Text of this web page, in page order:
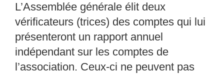
L’Assemblée générale élit deux
vérificateurs (trices) des comptes qui lui
présenteront un rapport annuel
indépendant sur les comptes de
l’association. Ceux-ci ne peuvent pas